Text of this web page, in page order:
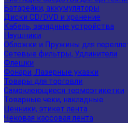
Батарейки, аккумуляторы
Диски CD/DVD и хранение
Кабель, зарядные устройства
Наушники
Обложки и Пружины для
Сетевые фильтры, Удлинители
Флешки
Фонари, Лазерные указки
Товары для торговли
Самоклеющиеся термоэтикетки
Товарные чеки, накладные
Ценники, этикет лента
Чековая кассовая лента